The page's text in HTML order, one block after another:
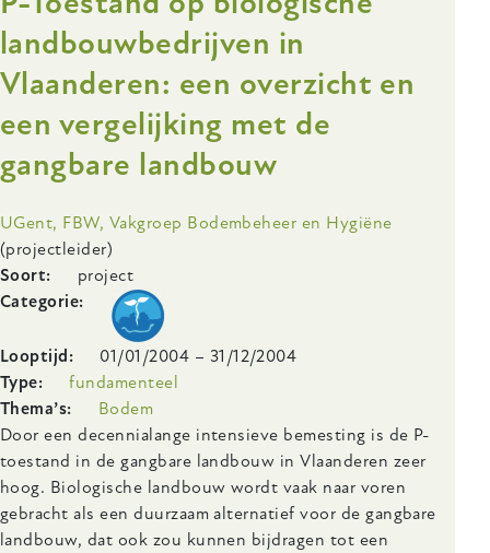
landbouwbedrijven in
Vlaanderen: een overzicht en
een vergelijking met de
gangbare landbouw
Onderzoeksinstelling
UGent, FBW, Vakgroep Bodembeheer en Hygiëne
(projectleider)
Soort
project
Categorie
Looptijd 01/01/2004 – 31/12/2004
Type
fundamenteel
Thema’s
Bodem
Body
Door een decennialange intensieve bemesting is de P-
toestand in de gangbare landbouw in Vlaanderen zeer
hoog. Biologische landbouw wordt vaak naar voren
gebracht als een duurzaam alternatief voor de gangbare
landbouw, dat ook zou kunnen bijdragen tot een